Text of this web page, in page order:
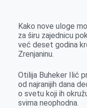
r
n
A
p
p
i
l
Kako nove uloge
za širu zajednicu
već deset godina
Zrenjaninu.
Otilija Buheker Ilić
od najranijih dana
o svetu koji ih
svima neophodna.